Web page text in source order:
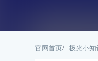
官网首页/ 极光小知